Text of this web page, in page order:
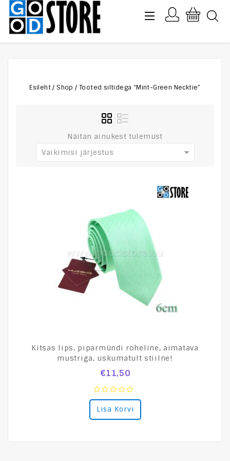
Esileht/ Shop / Tooted siltidega “Mint-Green Necktie”
Näitan ainukest tulemust
Vaikimisi järjestus
Kitsas lips, piparmündi roheline, aimatava
mustriga, uskumatult stiilne!
€11,50
0
out
of
Lisa Korvi